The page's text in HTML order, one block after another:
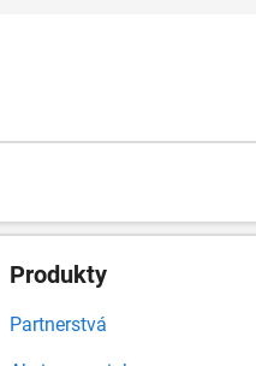
Produkty
Partnerstvá